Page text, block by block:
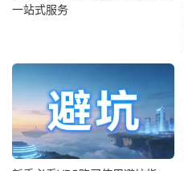
一站式服务